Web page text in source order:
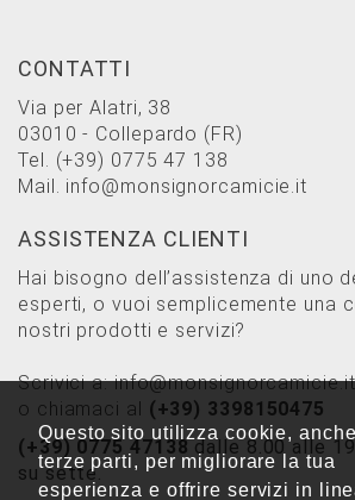
Questo sito utilizza cookie,
terze parti, per migliorare la tua
esperienza e offrire servizi in
CONTATTI
Via per Alatri, 38
03010 - Collepardo (FR)
Tel. (+39) 0775 47 138
Mail. info@monsignorcamicie.it
ASSISTENZA CLIENTI
Hai bisogno dell’assistenza di uno
esperti, o vuoi semplicemente una
nostri prodotti e servizi?
Scrivici a:info@monsignorcamicie.it
o chiamaci al (+39) 3398150475
(+39) 0775 47138 dalle 8.00 alle
su sette.